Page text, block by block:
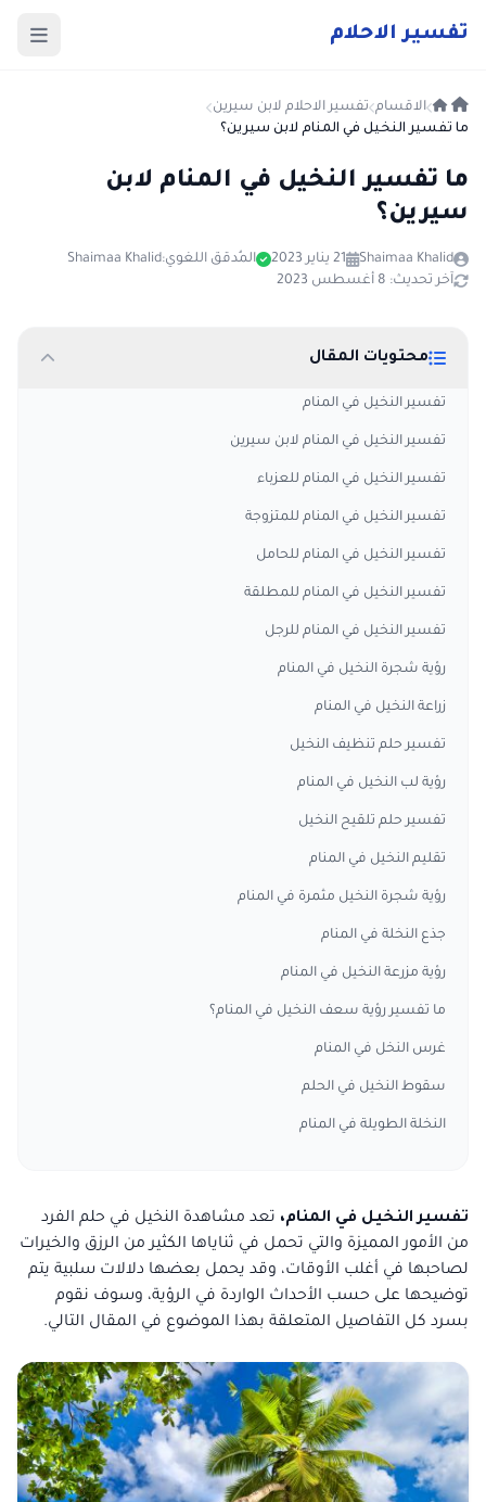
تفسير الاحلام
الاقسام تفسير الاحلام لابن سيرين
ما تفسير النخيل في المنام لابن سيرين؟
ما تفسير النخيل في المنام لابن
سيرين؟
Shaimaa Khalid 21 يناير 2023 المُدقق اللغوي:Shaimaa Khalid
آخر تحديث: 8 أغسطس 2023
محتويات المقال
تفسير النخيل في المنام
تفسير النخيل في المنام لابن سيرين
تفسير النخيل في المنام للعزباء
تفسير النخيل في المنام للمتزوجة
تفسير النخيل في المنام للحامل
تفسير النخيل في المنام للمطلقة
تفسير النخيل في المنام للرجل
رؤية شجرة النخيل في المنام
زراعة النخيل في المنام
تفسير حلم تنظيف النخيل
رؤية لب النخيل في المنام
تفسير حلم تلقيح النخيل
تقليم النخيل في المنام
رؤية شجرة النخيل مثمرة في المنام
جذع النخلة في المنام
رؤية مزرعة النخيل في المنام
ما تفسير رؤية سعف النخيل في المنام؟
غرس النخل في المنام
سقوط النخيل في الحلم
النخلة الطويلة في المنام
تفسير النخيل في المنام، تعد مشاهدة النخيل في حلم الفرد
من الأمور المميزة والتي تحمل في ثناياها الكثير من الرزق والخيرات
لصاحبها في أغلب الأوقات، وقد يحمل بعضها دلالات سلبية يتم
توضيحها على حسب الأحداث الواردة في الرؤية، وسوف نقوم
بسرد كل التفاصيل المتعلقة بهذا الموضوع في المقال التالي.